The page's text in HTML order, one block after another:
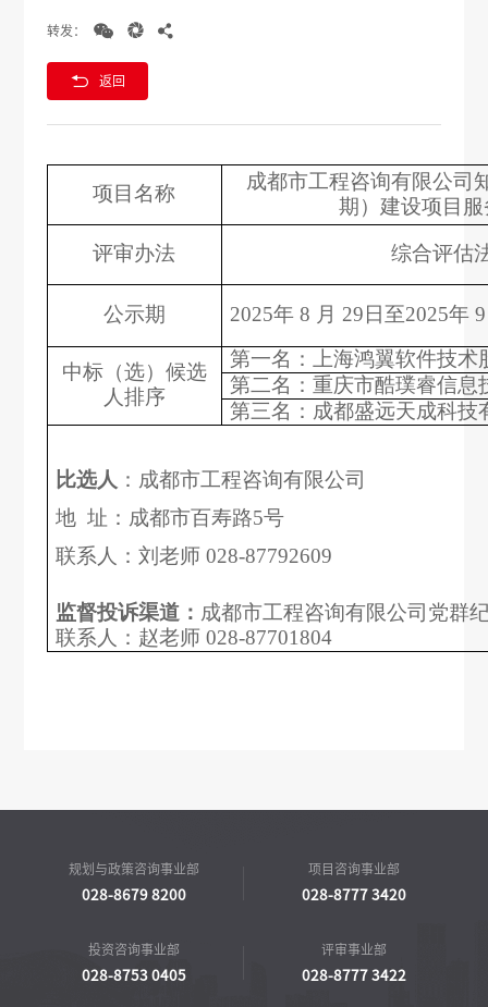
转发：   
 返回
项目名称
成都市工程咨询有限公司
期）建设项目
评审办法 综合评估
公示期 2025年 8 月 29 日至2025年 9
中标（选）候选
人排序
第一名：上海鸿翼软件技术
第二名：重庆市酷璞睿信息
第三名：成都盛远天成科技
比选人 ：成都市工程咨询有限公司
地 址：成都市百寿路5号
联系人：刘老师 028-87792609
监督投诉渠道： 成都市工程咨询有限公司党群
联系人：赵老师 028-87701804
规划与政策咨询事业部
028-8679 8200
项目咨询事业部
028-8777 3420
投资咨询事业部
028-8753 0405
评审事业部
028-8777 3422